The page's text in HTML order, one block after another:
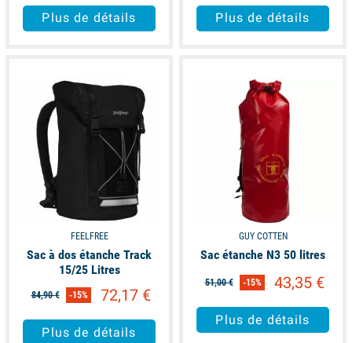
Plus de détails Plus de détails
FEELFREE
Sac à dos étanche Track
15/25 Litres
84,90 € -15% 72,17 €
Plus de détails
GUY COTTEN
Sac étanche N3 50 litres
51,00 € -15% 43,35 €
Plus de détails